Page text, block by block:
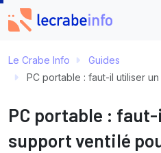
Le Crabe Info
Guides
PC portable : faut-il utiliser un support
PC portable :
support ventilé